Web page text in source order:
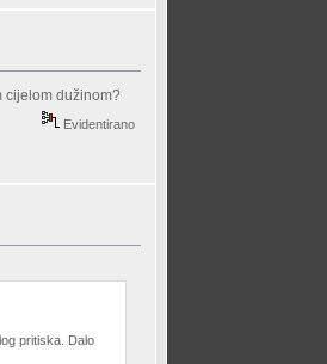
cijelom dužinom?
Evidentirano
pritiska. Dalo